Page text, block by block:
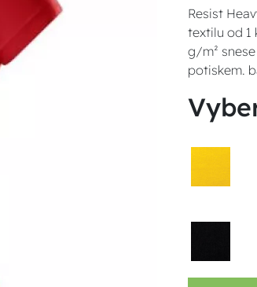
Resist
textilu od 1
g/m²
potiskem.